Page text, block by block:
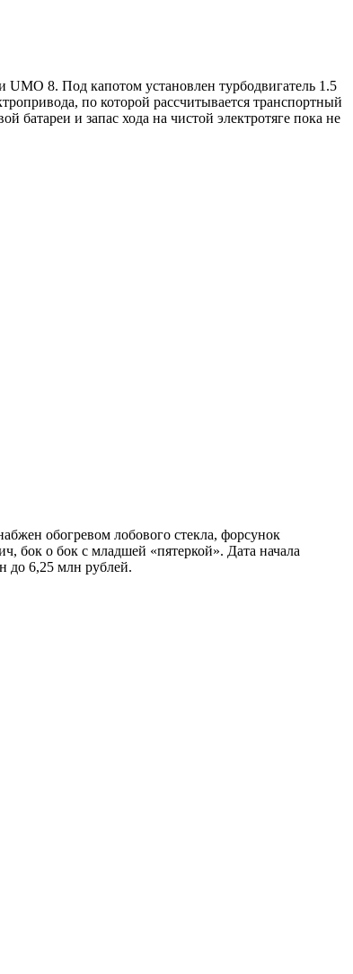
UMO 8. Под капотом установлен турбодвигатель 1.5
по которой рассчитывается транспортный
батареи и запас хода на чистой электротяге пока не
обогревом лобового стекла, форсунок
бок о бок с младшей «пятеркой». Дата начала
до 6,25 млн рублей.